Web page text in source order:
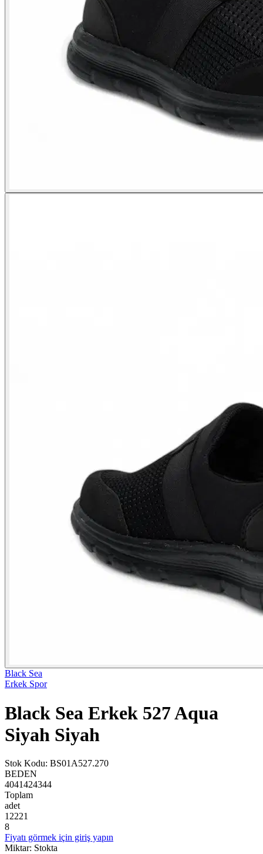
Black Sea
Erkek Spor
Black Sea Erkek 527 Aqua
Siyah Siyah
Stok Kodu: BS01A527.270
BEDEN
4041424344
Toplam
adet
1 2221
8
Fiyatı görmek için giriş yapın
Miktar: Stokta